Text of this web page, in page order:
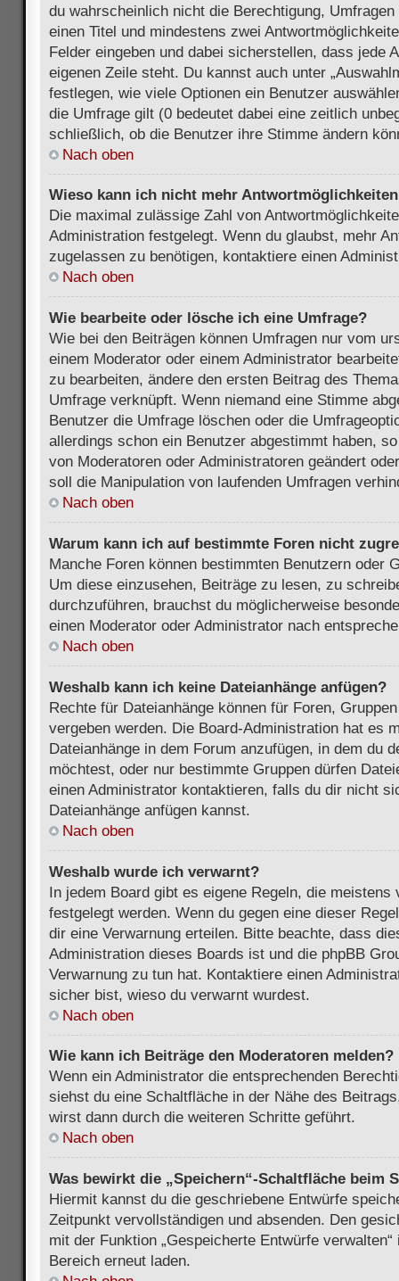
du wahrscheinlich nicht die Berechtigung,
einen Titel und mindestens zwei
Felder eingeben und dabei sicherstellen, dass jede
eigenen Zeile steht. Du kannst auch unter
festlegen, wie viele Optionen ein Benutzer
die Umfrage gilt (0 bedeutet dabei eine zeitlich
schließlich, ob die Benutzer ihre Stimme ändern
Nach oben
Wieso kann ich nicht mehr
Die maximal zulässige Zahl von
Administration festgelegt. Wenn du glaubst, mehr
zugelassen zu benötigen, kontaktiere einen
Nach oben
Wie bearbeite oder lösche ich eine Umfrage?
Wie bei den Beiträgen können Umfragen nur vom
einem Moderator oder einem Administrator
zu bearbeiten, ändere den ersten Beitrag des
Umfrage verknüpft. Wenn niemand eine Stimme
Benutzer die Umfrage löschen oder die
allerdings schon ein Benutzer abgestimmt haben,
von Moderatoren oder Administratoren geändert
soll die Manipulation von laufenden Umfragen
Nach oben
Warum kann ich auf bestimmte Foren nicht
Manche Foren können bestimmten Benutzern oder
Um diese einzusehen, Beiträge zu lesen, zu
durchzuführen, brauchst du möglicherweise
einen Moderator oder Administrator nach
Nach oben
Weshalb kann ich keine Dateianhänge anfügen?
Rechte für Dateianhänge können für Foren,
vergeben werden. Die Board-Administration hat es
Dateianhänge in dem Forum anzufügen, in dem du
möchtest, oder nur bestimmte Gruppen dürfen
einen Administrator kontaktieren, falls du dir nicht
Dateianhänge anfügen kannst.
Nach oben
Weshalb wurde ich verwarnt?
In jedem Board gibt es eigene Regeln, die meistens
festgelegt werden. Wenn du gegen eine dieser
dir eine Verwarnung erteilen. Bitte beachte, dass
Administration dieses Boards ist und die phpBB
Verwarnung zu tun hat. Kontaktiere einen
sicher bist, wieso du verwarnt wurdest.
Nach oben
Wie kann ich Beiträge den Moderatoren melden?
Wenn ein Administrator die entsprechenden
siehst du eine Schaltfläche in der Nähe des
wirst dann durch die weiteren Schritte geführt.
Nach oben
Was bewirkt die „Speichern“-Schaltfläche beim
Hiermit kannst du die geschriebene Entwürfe
Zeitpunkt vervollständigen und absenden. Den
mit der Funktion „Gespeicherte Entwürfe
Bereich erneut laden.